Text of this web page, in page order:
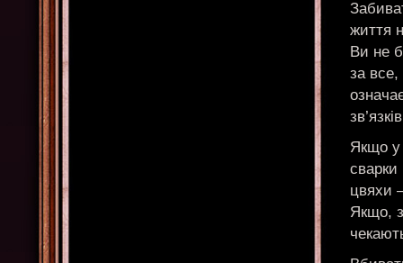
життя
Ви не
за
Якщо у
цвяхи
Якщо,